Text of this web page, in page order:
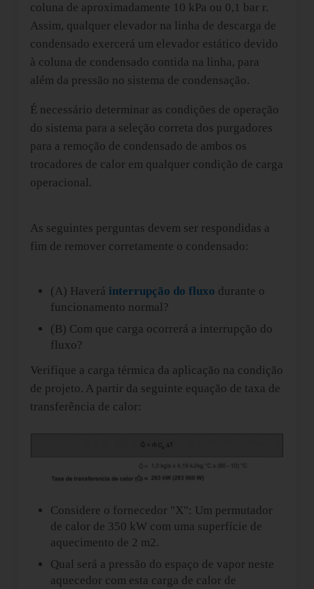
coluna de aproximadamente 10 kPa ou 0,1 bar r.
Assim, qualquer elevador na linha de descarga de
condensado exercerá um elevador estático devido
à coluna de condensado contida na linha, para
além da pressão no sistema de condensação.
É necessário determinar as condições de operação
do sistema para a seleção correta dos purgadores
para a remoção de condensado de ambos os
trocadores de calor em qualquer condição de carga
operacional.
As seguintes perguntas devem ser respondidas a
fim de remover corretamente o condensado:
(A) Haverá interrupção do fluxo durante o
funcionamento normal?
(B) Com que carga ocorrerá a interrupção do
fluxo?
Verifique a carga térmica da aplicação na condição
de projeto. A partir da seguinte equação de taxa de
transferência de calor:
Considere o fornecedor "X": Um permutador
de calor de 350 kW com uma superfície de
aquecimento de 2 m2.
Qual será a pressão do espaço de vapor neste
aquecedor com esta carga de calor de